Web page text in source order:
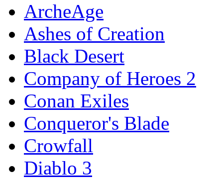
ArcheAge
Ashes of Creation
Black Desert
Company of Heroes 2
Conan Exiles
Conqueror's Blade
Crowfall
Diablo 3